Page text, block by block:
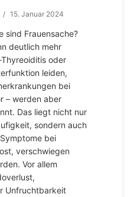
/ 15. Januar 2024
sind Frauensache?
deutlich mehr
oder
leiden,
bei
– werden aber
Das liegt nicht nur
sondern auch
bei
verschwiegen
Vor allem
Unfruchtbarkeit